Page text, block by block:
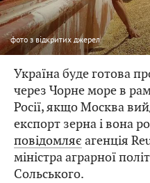
фото з відкритих джерел
Україна буде готова
через Чорне море в
Росії, якщо Москва
експорт зерна і вона
повідомляє агенція
міністра аграрної
Сольського.